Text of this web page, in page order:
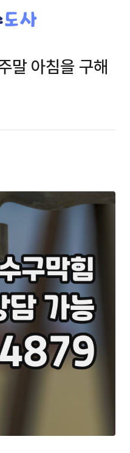
말 아침을 구해